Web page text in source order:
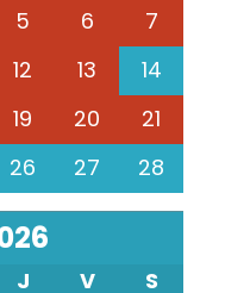
5 6
7
12 13
14
19 20
21
26 27 28
J V
S